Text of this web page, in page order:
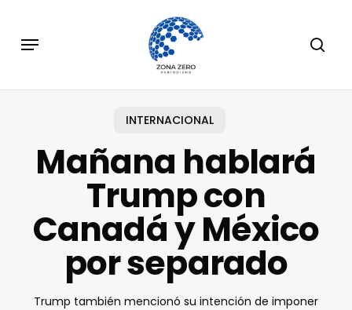
main
Menu
INTERNACIONAL
Mañana hablará
Trump con
Canadá y México
por separado
Trump también mencionó su intención de imponer